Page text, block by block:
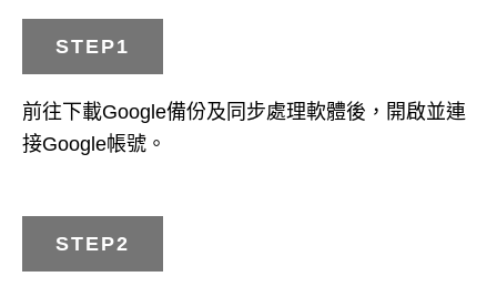
STEP1
前往下載Google備份及同步處理軟體後，開啟並連
接Google帳號。
STEP2